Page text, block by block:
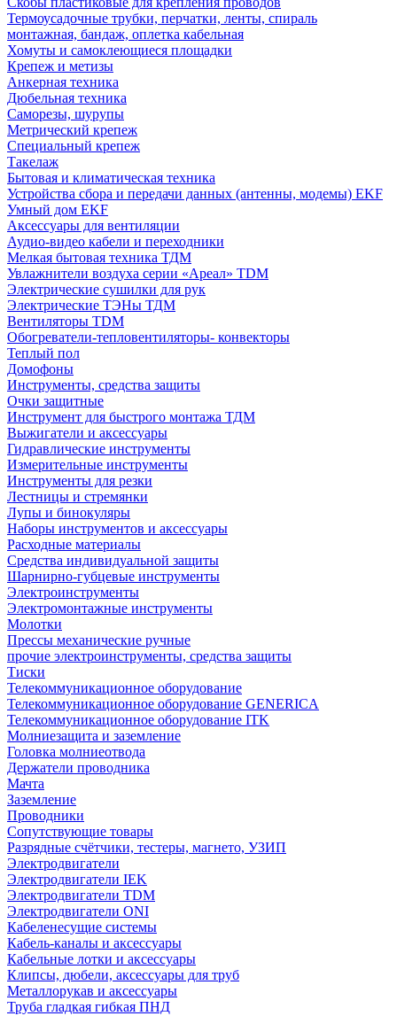
Термоусадочные трубки, перчатки, ленты, спираль
монтажная, бандаж, оплетка кабельная
Хомуты и самоклеющиеся площадки
Крепеж и метизы
Анкерная техника
Дюбельная техника
Саморезы, шурупы
Метрический крепеж
Специальный крепеж
Такелаж
Бытовая и климатическая техника
Устройства сбора и передачи данных (антенны, модемы) EKF
Умный дом EKF
Аксессуары для вентиляции
Аудио-видео кабели и переходники
Мелкая бытовая техника ТДМ
Увлажнители воздуха серии «Ареал» TDM
Электрические сушилки для рук
Электрические ТЭНы ТДМ
Вентиляторы TDM
Обогреватели-тепловентиляторы- конвекторы
Теплый пол
Домофоны
Инструменты, средства защиты
Очки защитные
Инструмент для быстрого монтажа ТДМ
Выжигатели и аксессуары
Гидравлические инструменты
Измерительные инструменты
Инструменты для резки
Лестницы и стремянки
Лупы и бинокуляры
Наборы инструментов и аксессуары
Расходные материалы
Средства индивидуальной защиты
Шарнирно-губцевые инструменты
Электроинструменты
Электромонтажные инструменты
Молотки
Прессы механические ручные
прочие электроинструменты, средства защиты
Тиски
Телекоммуникационное оборудование
Телекоммуникационное оборудование GENERICA
Телекоммуникационное оборудование ITK
Молниезащита и заземление
Головка молниеотвода
Держатели проводника
Мачта
Заземление
Проводники
Сопутствующие товары
Разрядные счётчики, тестеры, магнето, УЗИП
Электродвигатели
Электродвигатели IEK
Электродвигатели TDM
Электродвигатели ONI
Кабеленесущие системы
Кабель-каналы и аксессуары
Кабельные лотки и аксессуары
Клипсы, дюбели, аксессуары для труб
Металлорукав и аксессуары
Труба гладкая гибкая ПНД